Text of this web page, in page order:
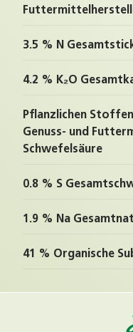
3.5 % N
4.2 % K₂O
Pflanzlichen
Genuss- und
Schwefelsäure
0.8 % S
1.9 % Na
41 % Organische